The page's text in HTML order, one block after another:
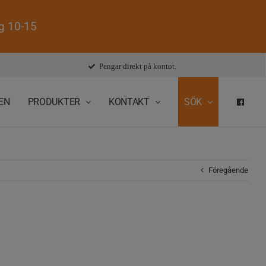
10-15
Pengar direkt på kontot.
PRODUKTER KONTAKT SÖK
Föregående